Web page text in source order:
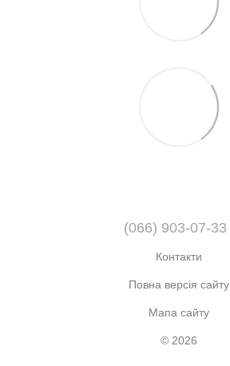
(066) 903-07-33
Контакти
Повна версія сайту
Мапа сайту
© 2026